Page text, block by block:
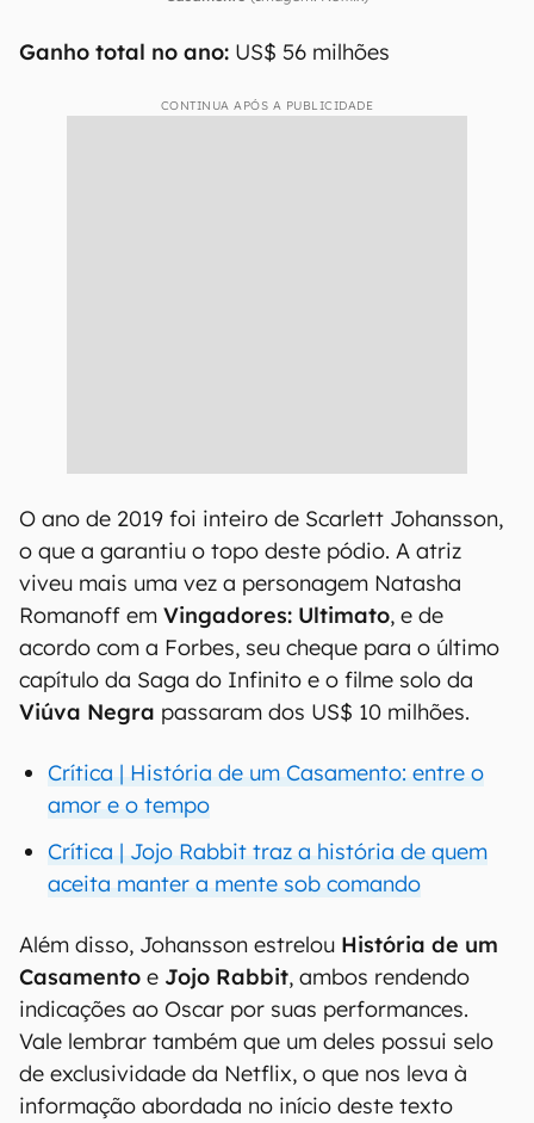
Ganho total no ano: US$ 56 milhões
CONTINUA APÓS A PUBLICIDADE
O ano de 2019 foi inteiro de Scarlett Johansson,
o que a garantiu o topo deste pódio. A atriz
viveu mais uma vez a personagem Natasha
Romanoff em Vingadores: Ultimato, e de
acordo com a Forbes, seu cheque para o último
capítulo da Saga do Infinito e o filme solo da
Viúva Negra passaram dos US$ 10 milhões.
Crítica | História de um Casamento: entre o
amor e o tempo
Crítica | Jojo Rabbit traz a história de quem
aceita manter a mente sob comando
Além disso, Johansson estrelou História de um
Casamento e Jojo Rabbit, ambos rendendo
indicações ao Oscar por suas performances.
Vale lembrar também que um deles possui selo
de exclusividade da Netflix, o que nos leva à
informação abordada no início deste texto